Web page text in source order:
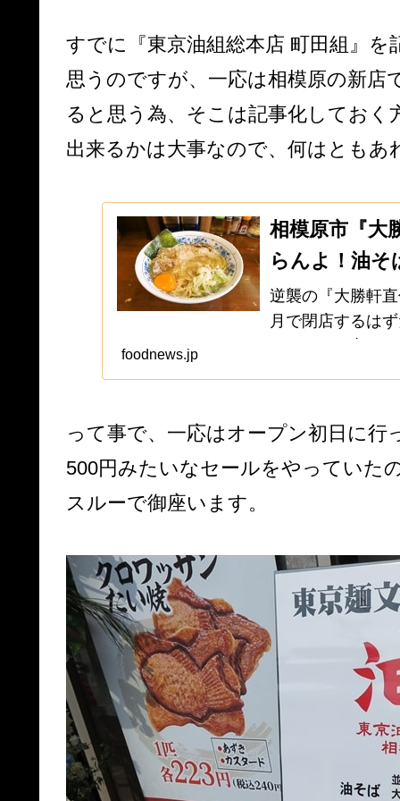
すでに『東京油組総本店 町田組』
思うのですが、一応は相模原の新店
ると思う為、そこは記事化してお
出来るかは大事なので、何はともあ
相模原市『大
らんよ！油そ
逆襲の『大勝軒
月で閉店するは
foodnews.jp
って事で、一応はオープン初日に
500円みたいなセールをやっていた
スルーで御座います。